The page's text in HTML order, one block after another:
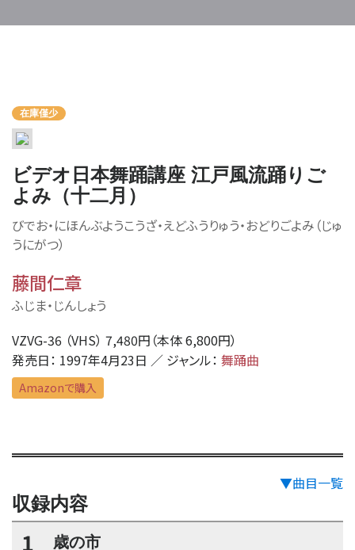
在庫僅少
ビデオ日本舞踊講座 江戸風流踊りご
よみ（十二月）
びでお・にほんぶようこうざ・えどふうりゅう・おどりごよみ（じゅ
うにがつ）
藤間仁章
ふじま・じんしょう
VZVG-36 （VHS） 7,480円（本体 6,800円）
発売日： 1997年4月23日 ／ ジャンル： 舞踊曲
Amazonで購入
▼曲目一覧
収録内容
1 歳の市